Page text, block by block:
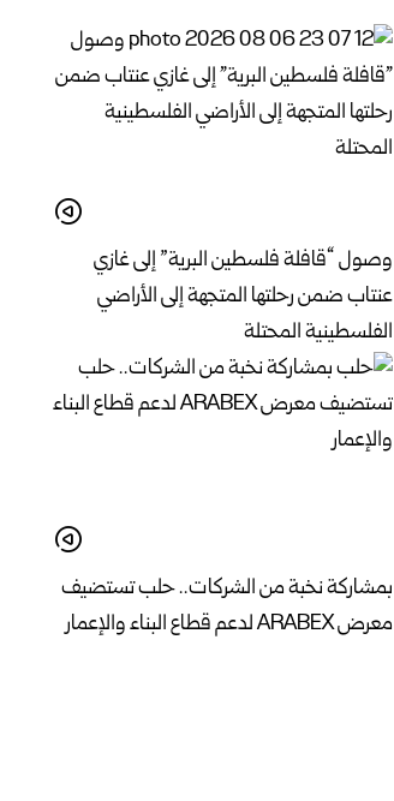
وصول “قافلة فلسطين البرية” إلى غازي
عنتاب ضمن رحلتها المتجهة إلى الأراضي
الفلسطينية المحتلة
بمشاركة نخبة من الشركات.. حلب تستضيف
معرض ARABEX لدعم قطاع البناء والإعمار